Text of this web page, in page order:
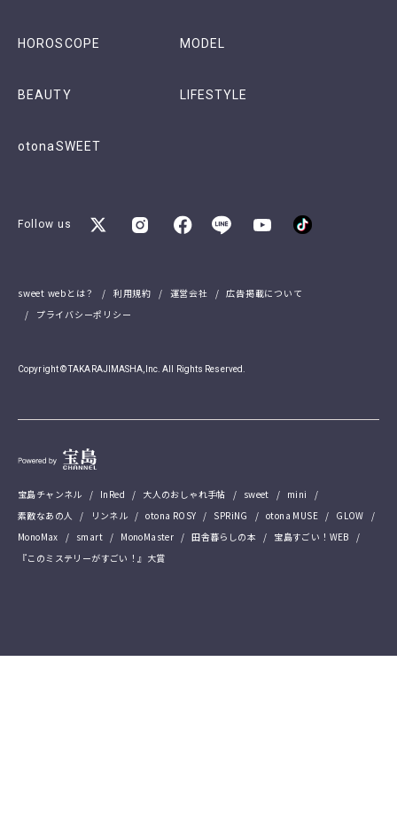
HOROSCOPE MODEL
BEAUTY LIFESTYLE
otonaSWEET
Follow us
sweet webとは？ 利用規約 運営会社
広告掲載について
プライバシーポリシー
Copyright © TAKARAJIMASHA,Inc. All Rights Reserved.
宝島チャンネル InRed 大人のおしゃれ手帖 sweet
mini
素敵なあの人
リンネル otona ROSY SPRiNG otona MUSE
GLOW
MonoMax
smart MonoMaster 田舎暮らしの本
宝島すごい！WEB
『このミステリーがすごい！』大賞